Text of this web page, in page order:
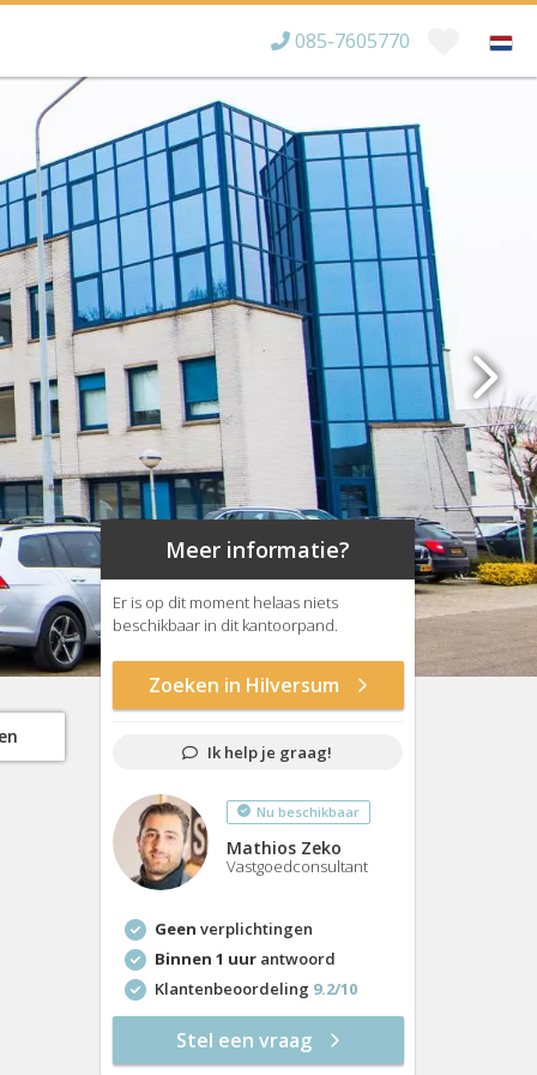
085-7605770
Bereikbaar tot
Meer informatie?
Er is op dit moment helaas niets
beschikbaar in dit kantoorpand.
Zoeken in Hilversum
Ik help je graag!
Nu beschikbaar
Mathios Zeko
Vastgoedconsultant
Geen verplichtingen
Binnen 1 uurantwoord
Klantenbeoordeling 9.2/10
Stel een vraag